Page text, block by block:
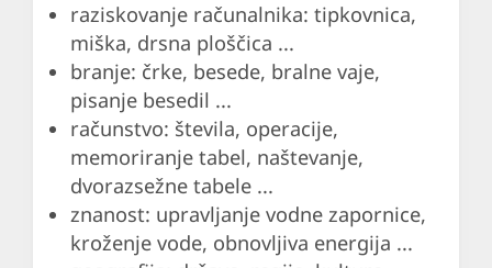
raziskovanje računalnika: tipkovnica,
miška, drsna ploščica ...
branje: črke, besede, bralne vaje,
pisanje besedil ...
računstvo: števila, operacije,
memoriranje tabel, naštevanje,
dvorazsežne tabele ...
znanost: upravljanje vodne zapornice,
kroženje vode, obnovljiva energija ...